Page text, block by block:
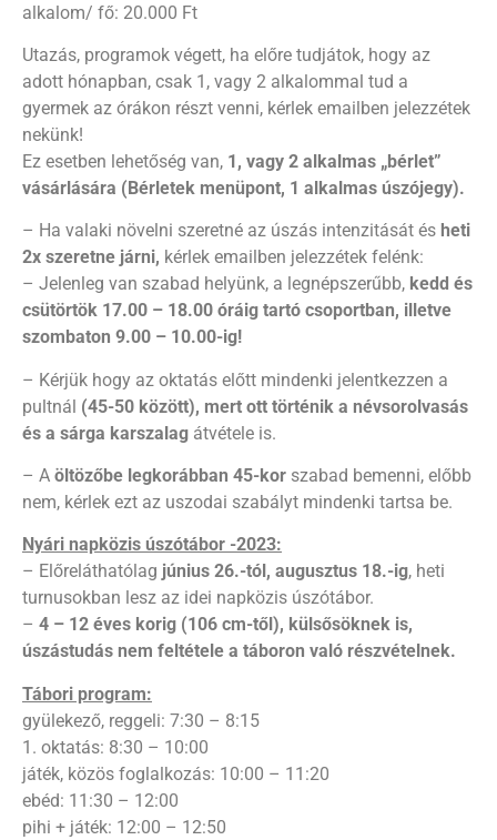
alkalom/ fő: 20.000 Ft
Utazás, programok végett, ha előre tudjátok, hogy az
adott hónapban, csak 1, vagy 2 alkalommal tud a
gyermek az órákon részt venni, kérlek emailben jelezzétek
nekünk!
Ez esetben lehetőség van, 1, vagy 2 alkalmas „bérlet”
vásárlására (Bérletek menüpont, 1 alkalmas úszójegy).
– Ha valaki növelni szeretné az úszás intenzitását és heti
2x szeretne járni, kérlek emailben jelezzétek felénk:
– Jelenleg van szabad helyünk, a legnépszerűbb, kedd és
csütörtök 17.00 – 18.00 óráig tartó csoportban, illetve
szombaton 9.00 – 10.00-ig!
– Kérjük hogy az oktatás előtt mindenki jelentkezzen a
pultnál (45-50 között), mert ott történik a névsorolvasás
és a sárga karszalag átvétele is.
– A öltözőbe legkorábban 45-kor szabad bemenni, előbb
nem, kérlek ezt az uszodai szabályt mindenki tartsa be.
Nyári napközis úszótábor -2023:
– Előreláthatólag június 26.-tól, augusztus 18.-ig, heti
turnusokban lesz az idei napközis úszótábor.
– 4 – 12 éves korig (106 cm-től), külsősöknek is,
úszástudás nem feltétele a táboron való részvételnek.
Tábori program:
gyülekező, reggeli: 7:30 – 8:15
1. oktatás: 8:30 – 10:00
játék, közös foglalkozás: 10:00 – 11:20
ebéd: 11:30 – 12:00
pihi + játék: 12:00 – 12:50